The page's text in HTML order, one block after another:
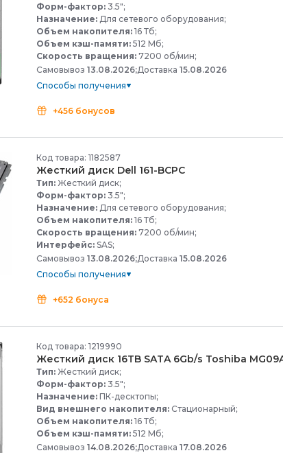
Форм-фактор: 3.5";
Назначение: Для сетевого оборудования;
Объем накопителя: 16 Тб;
Объем кэш-памяти: 512 Мб;
Скорость вращения: 7200 об/мин;
Самовывоз 13.08.2026;Доставка 15.08.2026
Способы получения
+456 бонусов
Код товара: 1182587
Жесткий диск Dell 161-BCPC
Тип: Жесткий диск;
Форм-фактор: 3.5";
Назначение: Для сетевого оборудования;
Объем накопителя: 16 Тб;
Скорость вращения: 7200 об/мин;
Интерфейс: SAS;
Самовывоз 13.08.2026;Доставка 15.08.2026
Способы получения
+652 бонуса
Код товара: 1219990
Жесткий диск 16TB SATA 6Gb/s Toshiba
Тип: Жесткий диск;
Форм-фактор: 3.5";
Назначение: ПК-десктопы;
Вид внешнего накопителя: Стационарный;
Объем накопителя: 16 Тб;
Объем кэш-памяти: 512 Мб;
Самовывоз 14.08.2026;Доставка 17.08.2026